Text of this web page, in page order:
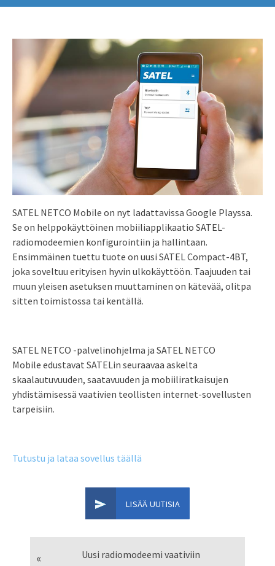
SATEL NETCO Mobile on nyt ladattavissa Google Playssa.
Se on helppokäyttöinen mobiiliapplikaatio SATEL-
radiomodeemien konfigurointiin ja hallintaan.
Ensimmäinen tuettu tuote on uusi SATEL Compact-4BT,
joka soveltuu erityisen hyvin ulkokäyttöön. Taajuuden tai
muun yleisen asetuksen muuttaminen on kätevää, olitpa
sitten toimistossa tai kentällä.
SATEL NETCO -palvelinohjelma ja SATEL NETCO
Mobile edustavat SATELin seuraavaa askelta
skaalautuvuuden, saatavuuden ja mobiiliratkaisujen
yhdistämisessä vaativien teollisten internet-sovellusten
tarpeisiin.
Tutustu ja lataa sovellus täällä
LISÄÄ UUTISIA
Uusi radiomodeemi vaativiin